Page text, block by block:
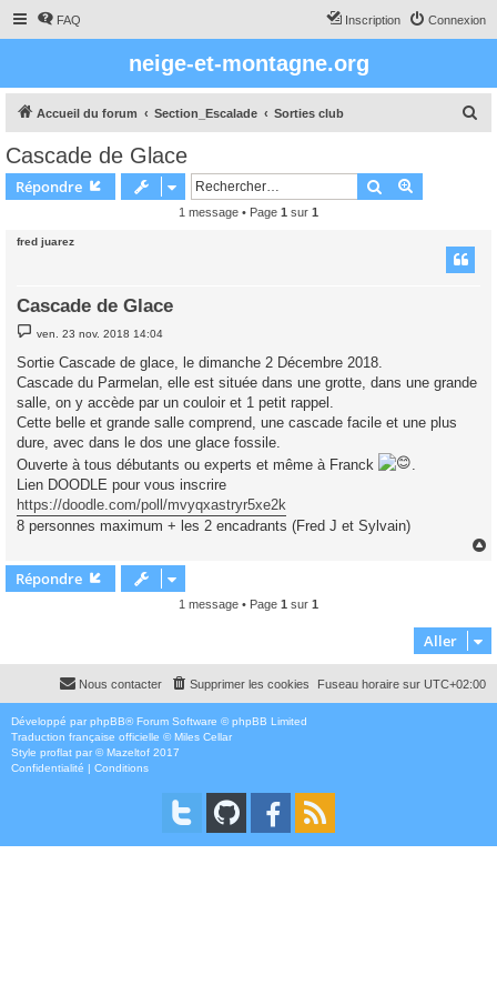
FAQ Connexion
Inscription
neige-et-montagne.org
Accueil du forum Section_Escalade Sorties club
Cascade de Glace
Répondre Rechercher
1 message • Page 1 sur 1
fred juarez
Cascade de Glace
e
s
a
g
e
ven. 23 nov. 2018 14:04
Sortie Cascade de glace, le dimanche 2 Décembre 2018.
Cascade du Parmelan, elle est située dans une grotte, dans une grande
salle, on y accède par un couloir et 1 petit rappel.
Cette belle et grande salle comprend, une cascade facile et une plus
dure, avec dans le dos une glace fossile.
Ouverte à tous débutants ou experts et même à Franck
.
Lien DOODLE pour vous inscrire
https://doodle.com/poll/mvyqxastryr5xe2k
8 personnes maximum + les 2 encadrants (Fred J et Sylvain)
Répondre
1 message • Page 1 sur 1
Aller
Fuseau horaire sur UTC+02:00
Supprimer les cookies
Nous contacter
Développé par phpBB® Forum Software © phpBB Limited
Traduction française officielle ©Miles Cellar
Style proflat par ©Mazeltof 2017
Confidentialité | Conditions